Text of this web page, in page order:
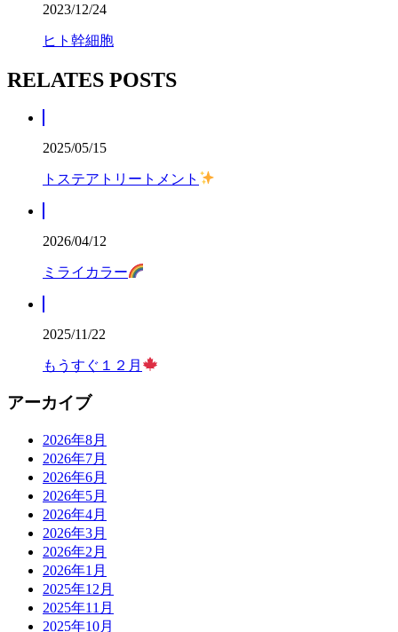
2023/12/24
ヒト幹細胞
RELATES POSTS
2025/05/15
トステアトリートメント
2026/04/12
ミライカラー
2025/11/22
もうすぐ１２月
アーカイブ
2026年8月
2026年7月
2026年6月
2026年5月
2026年4月
2026年3月
2026年2月
2026年1月
2025年12月
2025年11月
2025年10月